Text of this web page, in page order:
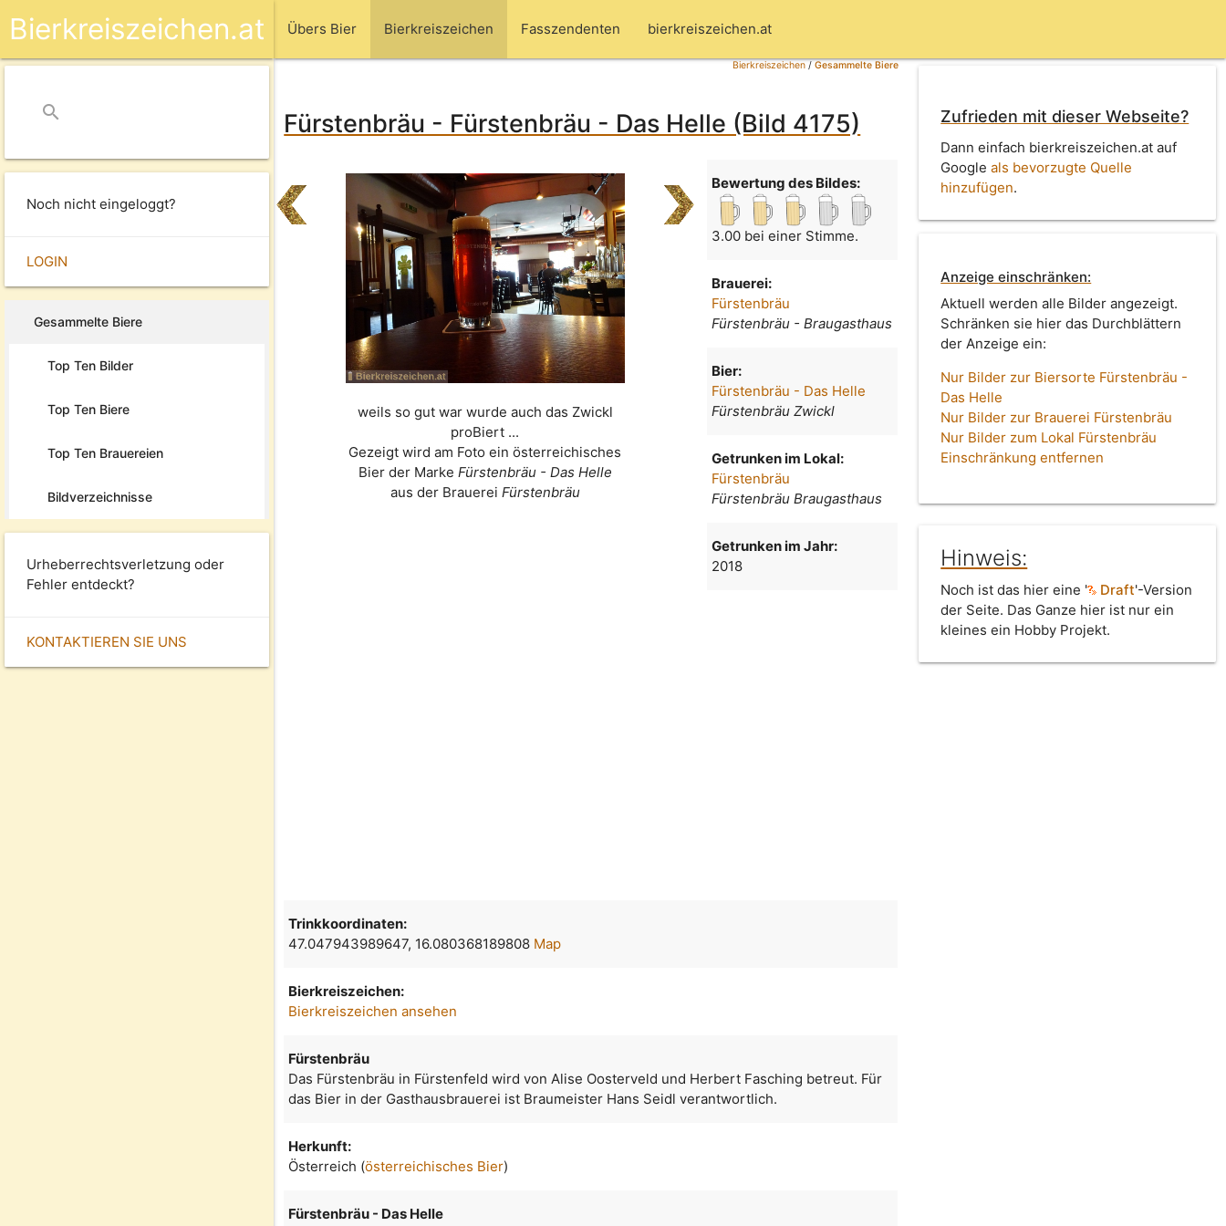
Übers Bier Bierkreiszeichen Fasszendenten bierkreiszeichen.at
Bierkreiszeichen.at
search
Noch nicht eingeloggt?
LOGIN
Gesammelte Biere
Top Ten Bilder
Top Ten Biere
Top Ten Brauereien
Bildverzeichnisse
Urheberrechtsverletzung oder
Fehler entdeckt?
KONTAKTIEREN SIE UNS
Bierkreiszeichen/Gesammelte Biere
Fürstenbräu - Fürstenbräu - Das Helle (Bild 4175)
weils so gut war wurde auch das Zwickl
proBiert ...
Gezeigt wird am Foto ein österreichisches
Bier der Marke Fürstenbräu - Das Helle
aus der Brauerei Fürstenbräu
Bewertung des Bildes:
3.00 bei einer Stimme.
Brauerei:
Fürstenbräu
Fürstenbräu - Braugasthaus
Bier:
Fürstenbräu - Das Helle
Fürstenbräu Zwickl
Getrunken im Lokal:
Fürstenbräu
Fürstenbräu Braugasthaus
Getrunken im Jahr:
2018
Zufrieden mit dieser Webseite?
Dann einfach bierkreiszeichen.at auf
Googleals bevorzugte Quelle
hinzufügen.
Anzeige einschränken:
Aktuell werden alle Bilder angezeigt.
Schränken sie hier das Durchblättern
der Anzeige ein:
Nur Bilder zur Biersorte Fürstenbräu -
Das Helle
Nur Bilder zur Brauerei Fürstenbräu
Nur Bilder zum Lokal Fürstenbräu
Einschränkung entfernen
Hinweis:
Noch ist das hier eine ' Draft'-Version
der Seite. Das Ganze hier ist nur ein
kleines ein Hobby Projekt.
Trinkkoordinaten:
47.047943989647, 16.080368189808 Map
Bierkreiszeichen:
Bierkreiszeichen ansehen
Fürstenbräu
Das Fürstenbräu in Fürstenfeld wird von Alise Oosterveld und Herbert Fasching betreut. Für
das Bier in der Gasthausbrauerei ist Braumeister Hans Seidl verantwortlich.
Herkunft:
Österreich (österreichisches Bier)
Fürstenbräu - Das Helle